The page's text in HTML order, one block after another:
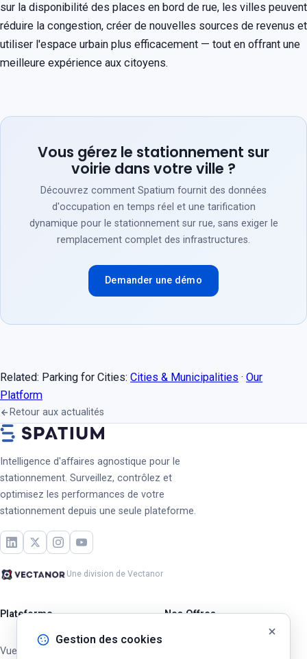
sur la disponibilité des places en bord de rue, les villes peuvent
réduire la congestion, créer de nouvelles sources de revenus et
utiliser l'espace urbain plus efficacement — tout en offrant une
meilleure expérience aux citoyens.
Vous gérez le stationnement sur
voirie dans votre ville ?
Découvrez comment Spatium fournit des données
d'occupation en temps réel et une tarification
dynamique pour le stationnement sur rue, sans exiger le
remplacement complet des infrastructures.
Demander une démo
Related: Parking for Cities: Cities & Municipalities · Our
Platform
Retour aux actualités
Intelligence d'affaires agnostique pour le
stationnement. Surveillez, contrôlez et
optimisez les performances de votre
stationnement depuis une seule plateforme.
Une division de Vectanor
Plateforme
Vue d'ensemble
Nos Offres
Gestion des cookies